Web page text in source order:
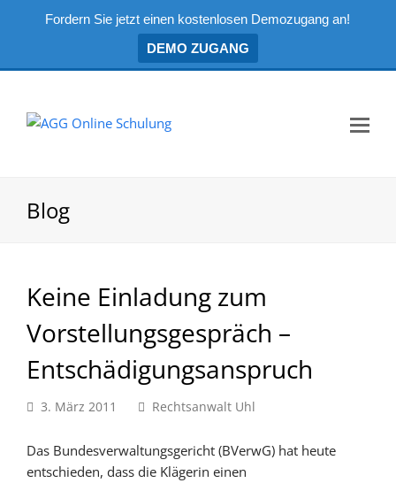
Fordern Sie jetzt einen kostenlosen Demozugang an!
DEMO ZUGANG
Blog
Keine Einladung zum
Vorstellungsgespräch –
Entschädigungsanspruch
3. März 2011 Rechtsanwalt Uhl
Das Bundesverwaltungsgericht (BVerwG) hat heute
entschieden, dass die Klägerin einen